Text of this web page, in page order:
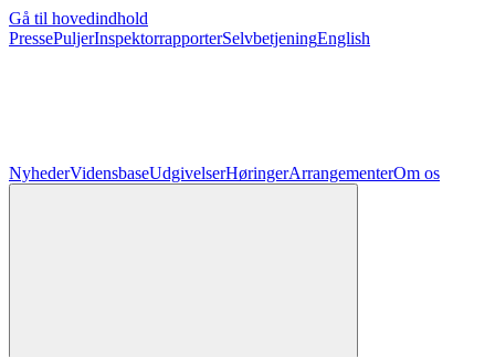
Gå til hovedindhold
PressePuljerInspektorrapporterSelvbetjeningEnglish
NyhederVidensbaseUdgivelserHøringerArrangementerOm os